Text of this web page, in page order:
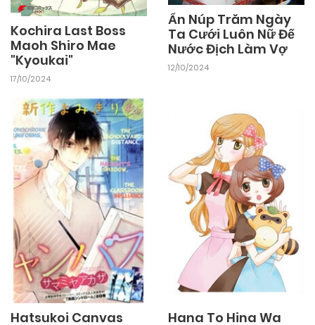
Kochira Last Boss
Maoh Shiro Mae
"Kyoukai"
17/10/2024
Ẩn Núp Trăm Ngày
Ta Cưới Luôn Nữ Đế
Nước Địch Làm Vợ
12/10/2024
Hatsukoi Canvas
Hana To Hina Wa